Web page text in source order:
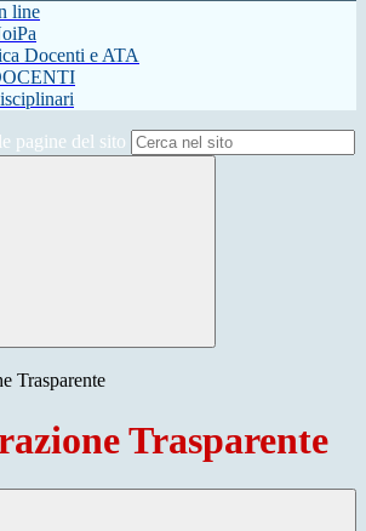
line
Docenti e ATA
pagine del sito
Trasparente
Trasparente